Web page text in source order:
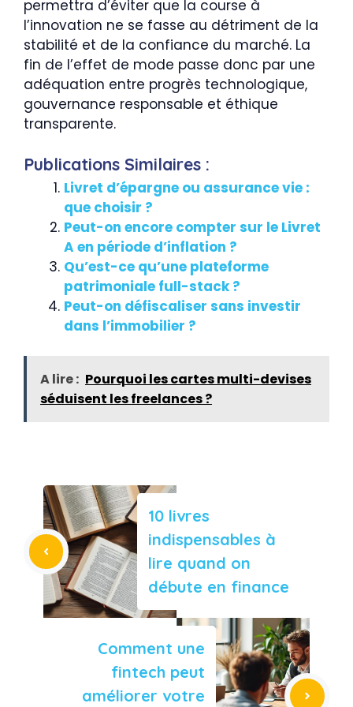
permettra d’éviter que la course à
l’innovation ne se fasse au détriment de la
stabilité et de la confiance du marché. La
fin de l’effet de mode passe donc par une
adéquation entre progrès technologique,
gouvernance responsable et éthique
transparente.
Publications Similaires :
Livret d’épargne ou assurance vie :
que choisir ?
Peut-on encore compter sur le Livret
A en période d’inflation ?
Qu’est-ce qu’une plateforme
patrimoniale full-stack ?
Peut-on défiscaliser sans investir
dans l’immobilier ?
A lire : Pourquoi les cartes multi-devises
séduisent les freelances ?
10 livres
indispensables à
lire quand on
débute en finance
Comment une
fintech peut
améliorer votre